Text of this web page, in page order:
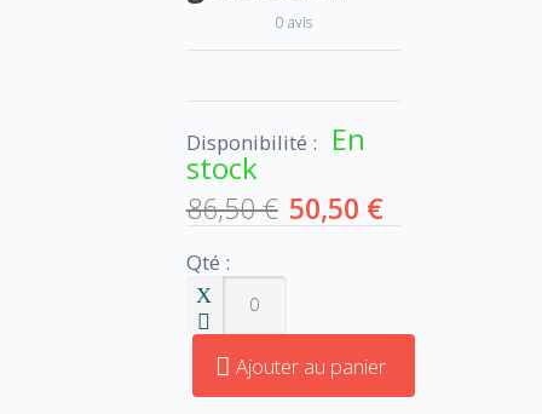
0 avis
Disponibilité : En
stock
86,50 € 50,50 €
Qté :
Ajouter au panier